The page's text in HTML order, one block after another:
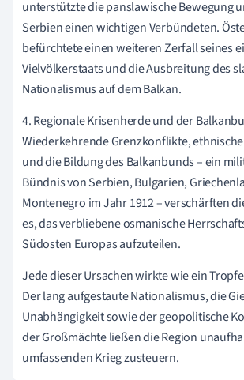
unterstützte die panslawische Bewegung
Serbien einen wichtigen Verbündeten.
befürchtete einen weiteren Zerfall seines
Vielvölkerstaats und die Ausbreitung des
Nationalismus auf dem Balkan.
4. Regionale Krisenherde und der
Wiederkehrende Grenzkonflikte,
und die Bildung des Balkanbunds – ein
Bündnis von Serbien, Bulgarien,
Montenegro im Jahr 1912 – verschärften
es, das verbliebene osmanische
Südosten Europas aufzuteilen.
Jede dieser Ursachen wirkte wie ein
Der lang aufgestaute Nationalismus, die
Unabhängigkeit sowie der geopolitische
der Großmächte ließen die Region
umfassenden Krieg zusteuern.